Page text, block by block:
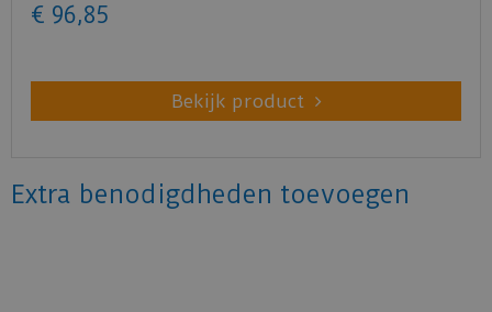
€ 96,85
Bekijk product
Extra benodigdheden toevoegen